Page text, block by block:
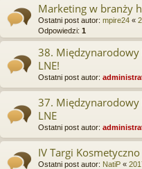
Marketing w branży
Ostatni post autor: mpire24 «
Odpowiedzi: 1
38. Międzynarodowy
LNE!
Ostatni post autor:
37. Międzynarodowy
LNE
Ostatni post autor:
IV Targi
Ostatni post autor: NatiP «